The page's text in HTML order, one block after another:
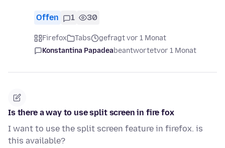
Offen 1 30
Firefox Tabs
gefragt vor 1 Monat
Konstantina Papadeabeantwortetvor 1 Monat
Is there a way to use split screen in fire fox
I want to use the split screen feature in firefox. is
this available?